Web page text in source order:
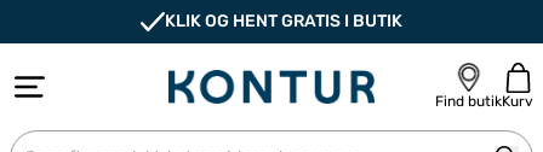
KLIK OG HENT GRATIS I BUTIK
Find butikKurv